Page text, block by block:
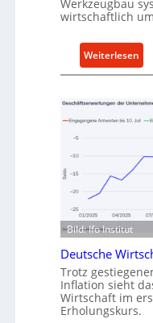
A
a
f
v
n
u
s
t
r
i
e
Werkzeugbau
wirtschaftlich
Weiterlesen
M
t
h
d
ü
r
n
a
c
Bild: Ifo Institut
Deutsche
Trotz
Inflation sieht
Wirtschaft im
Erholungskurs.